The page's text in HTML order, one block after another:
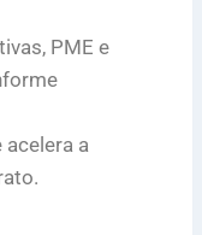
PME e
a